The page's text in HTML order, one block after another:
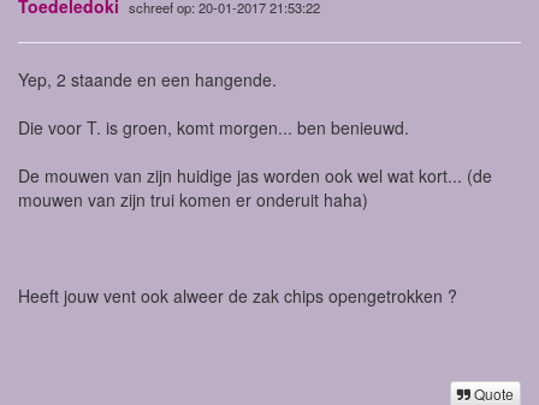
Toedeledoki schreef op: 20-01-2017 21:53:22
Yep, 2 staande en een hangende.
Die voor T. is groen, komt morgen... ben benieuwd.
De mouwen van zijn huidige jas worden ook wel wat kort... (de
mouwen van zijn trui komen er onderuit haha)
Heeft jouw vent ook alweer de zak chips opengetrokken ?
Quote